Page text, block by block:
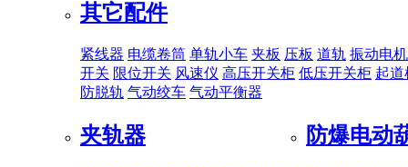
其它配件
紧线器 电缆卷筒 单轨小车 夹板 压板 道轨 振动电机
开关 限位开关 风速仪 高压开关柜 低压开关柜 起道
防脱轨 气动绞车 气动平衡器
夹轨器 防爆电动